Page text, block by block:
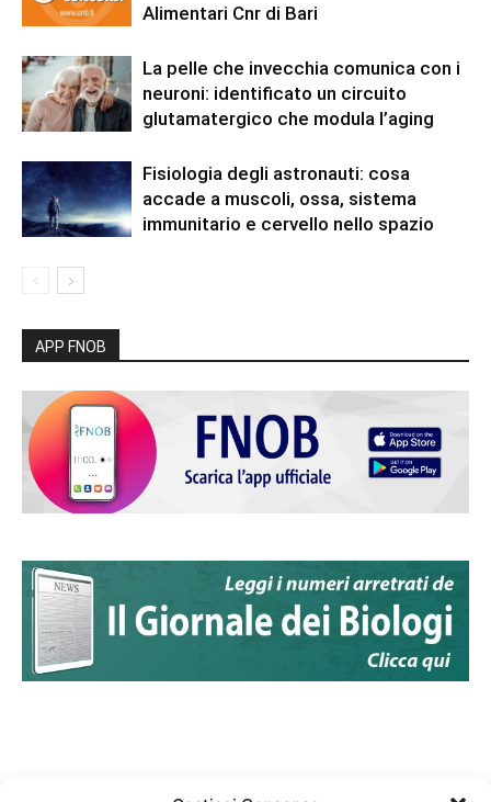
Alimentari Cnr di Bari
La pelle che invecchia comunica con i
neuroni: identificato un circuito
glutamatergico che modula l’aging
Fisiologia degli astronauti: cosa
accade a muscoli, ossa, sistema
immunitario e cervello nello spazio
APP FNOB